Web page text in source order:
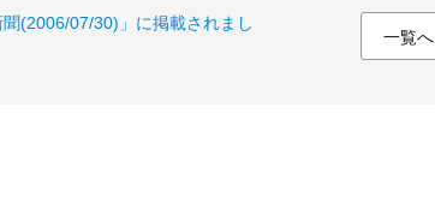
(2006/07/30)」に掲載されまし
一覧へ